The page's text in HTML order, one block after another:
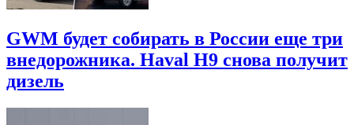
GWM будет собирать в России еще три
внедорожника. Haval H9 снова получит
дизель